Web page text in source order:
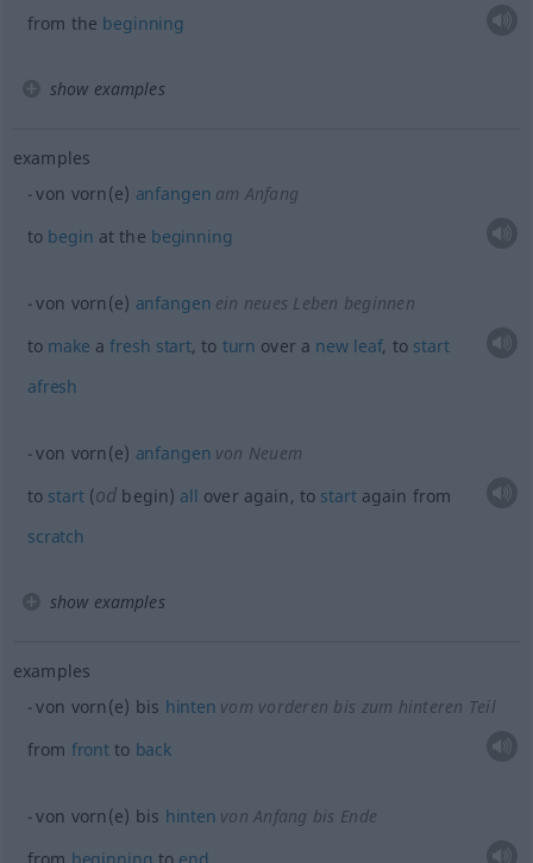
from the beginning
show examples
examples
von vorn(e) anfangen am Anfang
to begin at the beginning
von vorn(e) anfangen ein neues Leben beginnen
to make afresh start, to turn over a new leaf, to start
afresh
von vorn(e) anfangen von Neuem
to start(od begin) all over again, to startagain from
scratch
show examples
examples
von vorn(e) bis hinten vom vorderen bis zum hinteren Teil
from frontto back
von vorn(e) bis hinten von Anfang bis Ende